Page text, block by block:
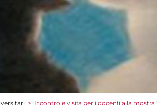
> Incontro e visita per i docenti alla